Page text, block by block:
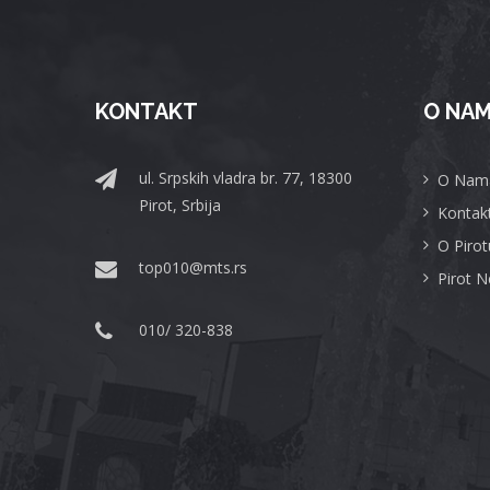
KONTAKT
ul. Srpskih vladra br. 77, 18300
Pirot, Srbija
top010@mts.rs
010/ 320-838
O
O
O
Pirot